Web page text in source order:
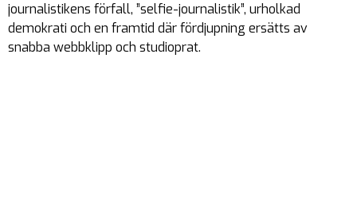
journalistikens förfall, ”selfie-journalistik”, urholkad
demokrati och en framtid där fördjupning ersätts av
snabba webbklipp och studioprat.